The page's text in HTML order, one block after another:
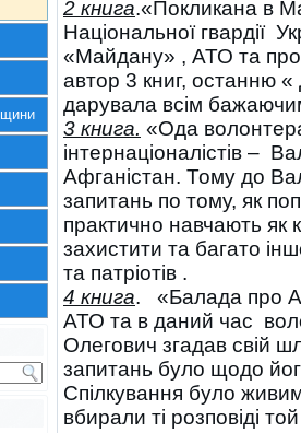
2 книга.«Покликана в
Національної гвардії
«Майдану» , АТО та
автор 3 книг, останню
дарувала всім
3 книга. «Ода
інтернаціоналістів –
Афганістан. Тому до
запитань по тому, як
практично навчають як
захистити та багато
та патріотів .
4 книга. «Балада про
АТО та в даний час
Олегович згадав свій
запитань було щодо
Спілкування було
вбирали ті розповіді